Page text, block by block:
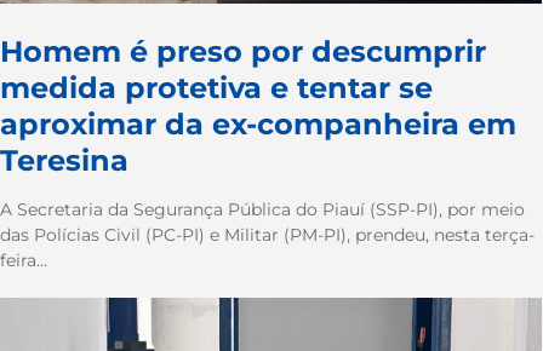
Homem é preso por descumprir
medida protetiva e tentar se
aproximar da ex-companheira em
Teresina
A Secretaria da Segurança Pública do Piauí (SSP-PI), por meio
das Polícias Civil (PC-PI) e Militar (PM-PI), prendeu, nesta terça-
feira...